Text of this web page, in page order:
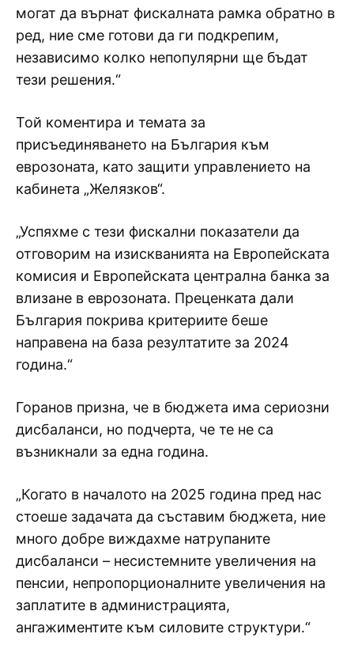
могат да върнат фискалната рамка обратно в
ред, ние сме готови да ги подкрепим,
независимо колко непопулярни ще бъдат
тези решения.“
Той коментира и темата за
присъединяването на България към
еврозоната, като защити управлението на
кабинета „Желязков“.
„Успяхме с тези фискални показатели да
отговорим на изискванията на Европейската
комисия и Европейската централна банка за
влизане в еврозоната. Преценката дали
България покрива критериите беше
направена на база резултатите за 2024
година.“
Горанов призна, че в бюджета има сериозни
дисбаланси, но подчерта, че те не са
възникнали за една година.
„Когато в началото на 2025 година пред нас
стоеше задачата да съставим бюджета, ние
много добре виждахме натрупаните
дисбаланси – несистемните увеличения на
пенсии, непропорционалните увеличения на
заплатите в администрацията,
ангажиментите към силовите структури.“